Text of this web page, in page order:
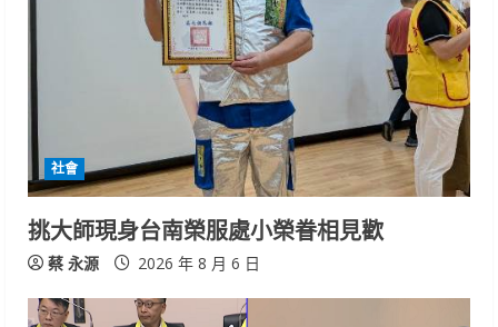
社會
挑大師現身台南榮服處小榮眷相見歡
蔡 永源 2026 年 8 月 6 日